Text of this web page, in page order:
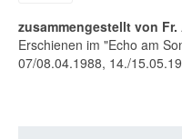
zusammengestellt von
Erschienen im "Echo am
07/08.04.1988, 14./